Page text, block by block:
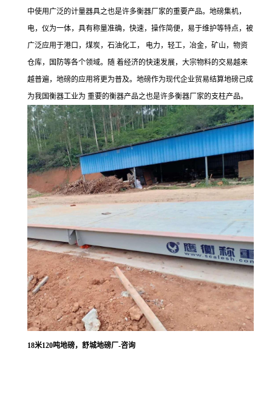
中使用广泛的计量器具之也是许多衡器厂家的重要产品。地磅集机，
电，仪为一体，具有称量准确，快速，操作简便，易于维护等特点，被
广泛应用于港口，煤炭，石油化工，
电力，轻工，冶金，矿山，物资
仓库，国防等各个领域。随 着经济的快速发展，大宗物料的交易越来
越普遍，地磅的应用将更为普及。地磅作为现代企业贸易结算地磅己成
为我国衡器工业为 重要的衡器产品之也是许多衡器厂家的支柱产品。
18米120吨地磅，舒城地磅厂-咨询